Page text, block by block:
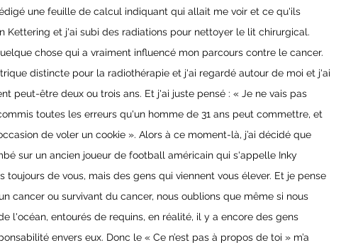
une feuille de calcul indiquant qui allait me voir et ce qu'ils
Kettering et j'ai subi des radiations pour nettoyer le lit chirurgical.
chose qui a vraiment influencé mon parcours contre le cancer.
distincte pour la radiothérapie et j'ai regardé autour de moi et j'ai
peut-être deux ou trois ans. Et j'ai juste pensé : « Je ne vais pas
toutes les erreurs qu'un homme de 31 ans peut commettre, et
de voler un cookie ». Alors à ce moment-là, j’ai décidé que
sur un ancien joueur de football américain qui s'appelle Inky
toujours de vous, mais des gens qui viennent vous élever. Et je pense
cancer ou survivant du cancer, nous oublions que même si nous
l'océan, entourés de requins, en réalité, il y a encore des gens
envers eux. Donc le « Ce n’est pas à propos de toi » m’a